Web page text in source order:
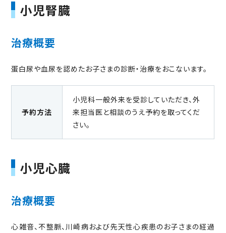
小児腎臓
治療概要
蛋白尿や血尿を認めたお子さまの診断・治療をおこないます。
予約方法
小児科一般外来を受診していただき、外
来担当医と相談のうえ予約を取ってくだ
さい。
小児心臓
治療概要
心雑音、不整脈、川崎病および先天性心疾患のお子さまの経過
キーワードを入力後、 を押してください。